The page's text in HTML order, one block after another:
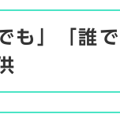
も」「誰